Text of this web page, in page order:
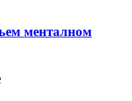
менталном